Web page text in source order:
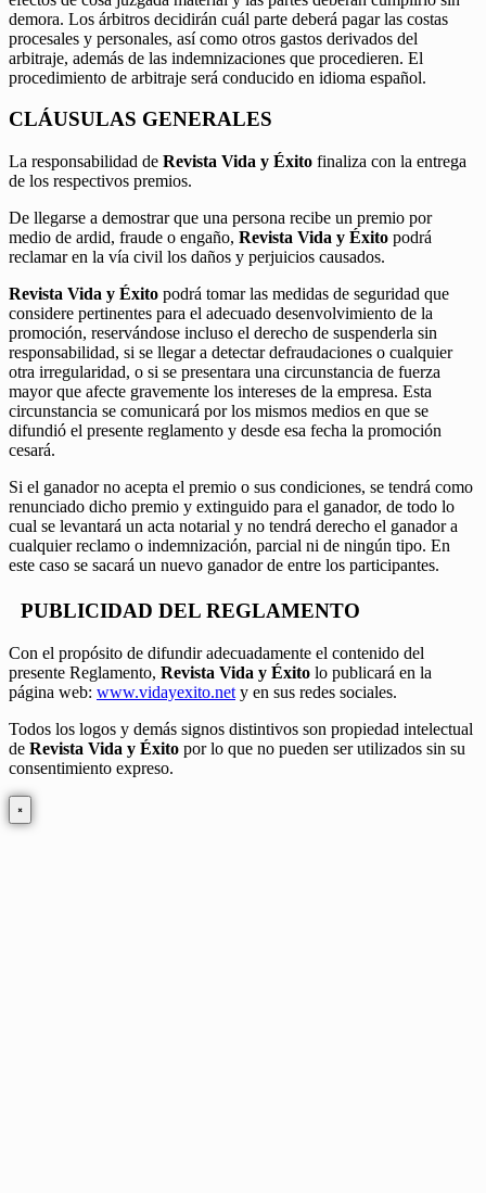
demora. Los árbitros decidirán cuál parte deberá pagar las costas
procesales y personales, así como otros gastos derivados del
arbitraje, además de las indemnizaciones que procedieren. El
procedimiento de arbitraje será conducido en idioma español.
CLÁUSULAS GENERALES
La responsabilidad de Revista Vida y Éxito finaliza con la entrega
de los respectivos premios.
De llegarse a demostrar que una persona recibe un premio por
medio de ardid, fraude o engaño, Revista Vida y Éxito podrá
reclamar en la vía civil los daños y perjuicios causados.
Revista Vida y Éxito podrá tomar las medidas de seguridad que
considere pertinentes para el adecuado desenvolvimiento de la
promoción, reservándose incluso el derecho de suspenderla sin
responsabilidad, si se llegar a detectar defraudaciones o cualquier
otra irregularidad, o si se presentara una circunstancia de fuerza
mayor que afecte gravemente los intereses de la empresa. Esta
circunstancia se comunicará por los mismos medios en que se
difundió el presente reglamento y desde esa fecha la promoción
cesará.
Si el ganador no acepta el premio o sus condiciones, se tendrá como
renunciado dicho premio y extinguido para el ganador, de todo lo
cual se levantará un acta notarial y no tendrá derecho el ganador a
cualquier reclamo o indemnización, parcial ni de ningún tipo. En
este caso se sacará un nuevo ganador de entre los participantes.
PUBLICIDAD DEL REGLAMENTO
Con el propósito de difundir adecuadamente el contenido del
presente Reglamento, Revista Vida y Éxito lo publicará en la
página web: www.vidayexito.net y en sus redes sociales.
Todos los logos y demás signos distintivos son propiedad intelectual
de Revista Vida y Éxito por lo que no pueden ser utilizados sin su
consentimiento expreso.
×